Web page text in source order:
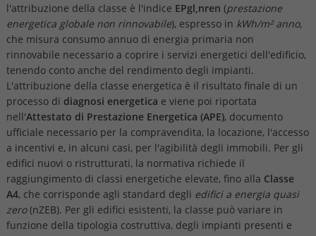
l'attribuzione della classe è l'indice EPgl,nren (prestazione
energetica globale non rinnovabile), espresso in kWh/m² anno,
che misura consumo annuo di energia primaria non
rinnovabile necessario a coprire i servizi energetici dell'edificio,
tenendo conto anche del rendimento degli impianti.
L'attribuzione della classe energetica è il risultato finale di un
processo di diagnosi energetica e viene poi riportata
nell'Attestato di Prestazione Energetica (APE), documento
ufficiale necessario per la compravendita, la locazione, l'accesso
a incentivi e, in alcuni casi, per l'agibilità degli immobili. Per gli
edifici nuovi o ristrutturati, la normativa richiede il
raggiungimento di classi energetiche elevate, fino alla Classe
A4, che corrisponde agli standard degli edifici a energia quasi
zero(nZEB). Per gli edifici esistenti, la classe può variare in
funzione della tipologia costruttiva, degli impianti presenti e